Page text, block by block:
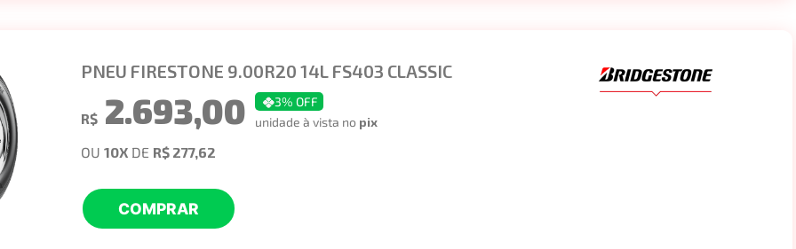
PNEU FIRESTONE 9.00R20 14L FS403 CLASSIC
R$ 2.693,00 3% OFF
unidade à vista no pix
OU 10X DE R$ 277,62
COMPRAR